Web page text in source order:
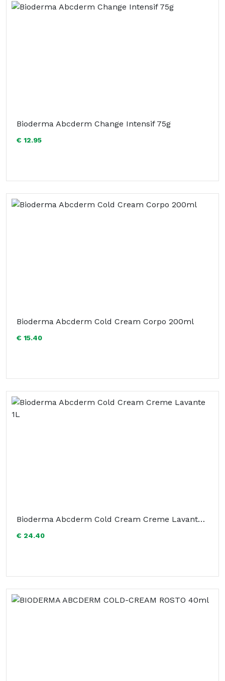
Bioderma Abcderm Change Intensif 75g
€ 12.95
Bioderma Abcderm Cold Cream Corpo 200ml
€ 15.40
Bioderma Abcderm Cold Cream Creme Lavante 1L
€ 24.40